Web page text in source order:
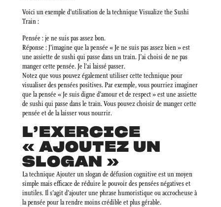
Voici un exemple d’utilisation de la technique Visualize the Sushi
Train :
Pensée : je ne suis pas assez bon.
Réponse : J’imagine que la pensée « Je ne suis pas assez bien » est
une assiette de sushi qui passe dans un train. J’ai choisi de ne pas
manger cette pensée. Je l’ai laissé passer.
Notez que vous pouvez également utiliser cette technique pour
visualiser des pensées positives. Par exemple, vous pourriez imaginer
que la pensée « Je suis digne d’amour et de respect » est une assiette
de sushi qui passe dans le train. Vous pouvez choisir de manger cette
pensée et de la laisser vous nourrir.
L’EXERCICE
« AJOUTEZ UN
SLOGAN »
La technique Ajouter un slogan de défusion cognitive est un moyen
simple mais efficace de réduire le pouvoir des pensées négatives et
inutiles. Il s’agit d’ajouter une phrase humoristique ou accrocheuse à
la pensée pour la rendre moins crédible et plus gérable.